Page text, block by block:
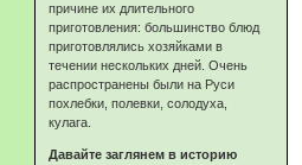
причине их длительного
приготовления: большинство блюд
приготовлялись хозяйками в
течении нескольких дней. Очень
распространены были на Руси
похлебки, полевки, солодуха,
кулага.
Давайте заглянем в историю